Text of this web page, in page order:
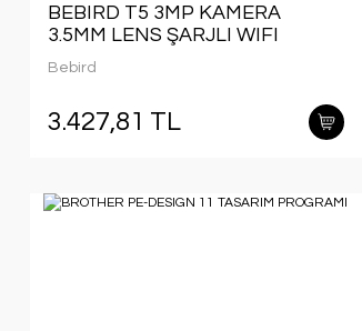
BEBIRD T5 3MP KAMERA
3.5MM LENS ŞARJLI WIFI
GÖRÜNTÜLÜ KULAK
TEMİZLEYİCİ BEYAZ RENK
Bebird
3.427,81 TL